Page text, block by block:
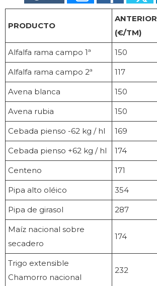
PRODUCTO
ANTERIOR
(€/TM)
Alfalfa rama campo 1ª 150
Alfalfa rama campo 2ª 117
Avena blanca 150
Avena rubia 150
Cebada pienso -62 kg / hl 169
Cebada pienso +62 kg / hl 174
Centeno 171
Pipa alto oléico 354
Pipa de girasol 287
Maíz nacional sobre
secadero
174
Trigo extensible
Chamorro nacional
232